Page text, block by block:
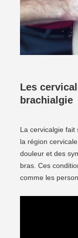
Les
brachialgie
La cervicalgie
la région
douleur et des
bras. Ces
comme les